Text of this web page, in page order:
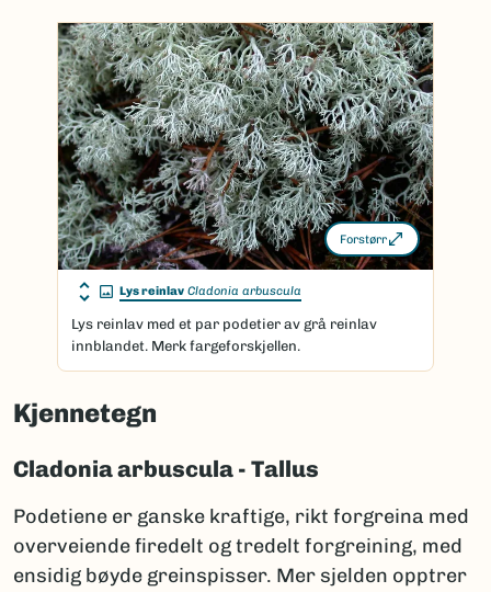
Forstørr
Lys reinlav Cladonia arbuscula
Lys reinlav med et par podetier av grå reinlav
innblandet. Merk fargeforskjellen.
Kjennetegn
Cladonia arbuscula - Tallus
Podetiene er ganske kraftige, rikt forgreina med
overveiende firedelt og tredelt forgreining, med
ensidig bøyde greinspisser. Mer sjelden opptrer